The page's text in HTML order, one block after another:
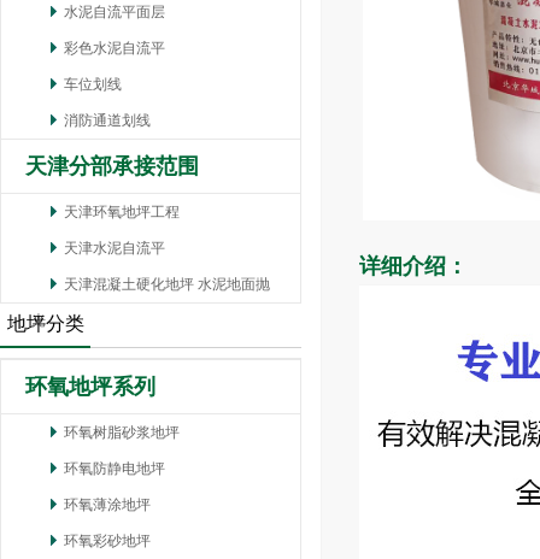
水泥自流平面层
彩色水泥自流平
车位划线
消防通道划线
天津分部承接范围
天津环氧地坪工程
天津水泥自流平
天津混凝土硬化地坪 水泥地面抛
光
地坪分类
环氧地坪系列
环氧树脂砂浆地坪
环氧防静电地坪
环氧薄涂地坪
环氧彩砂地坪
详细介绍：